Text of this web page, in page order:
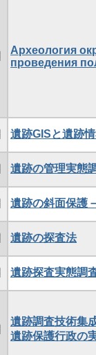
Археология
проведения
遺跡GISと遺跡
遺跡の管理実態
遺跡の斜面保護
遺跡の探査法
遺跡探査実態調
遺跡調査技術集
遺跡保護行政の